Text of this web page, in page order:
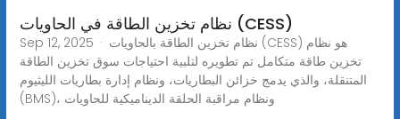
نظام تخزين الطاقة في الحاويات (CESS)
Sep 12, 2025 · نظام تخزين الطاقة بالحاويات (CESS) هو نظام
تخزين طاقة متكامل تم تطويره لتلبية احتياجات سوق تخزين الطاقة
المتنقلة، والذي يدمج خزائن البطاريات، ونظام إدارة بطاريات الليثيوم
(BMS)، ونظام مراقبة الحلقة الديناميكية للحاويات